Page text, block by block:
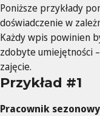
Poniższe przykłady
doświadczenie w
Każdy wpis powinien
zdobyte umiejętności
zajęcie.
Przykład #1
Pracownik